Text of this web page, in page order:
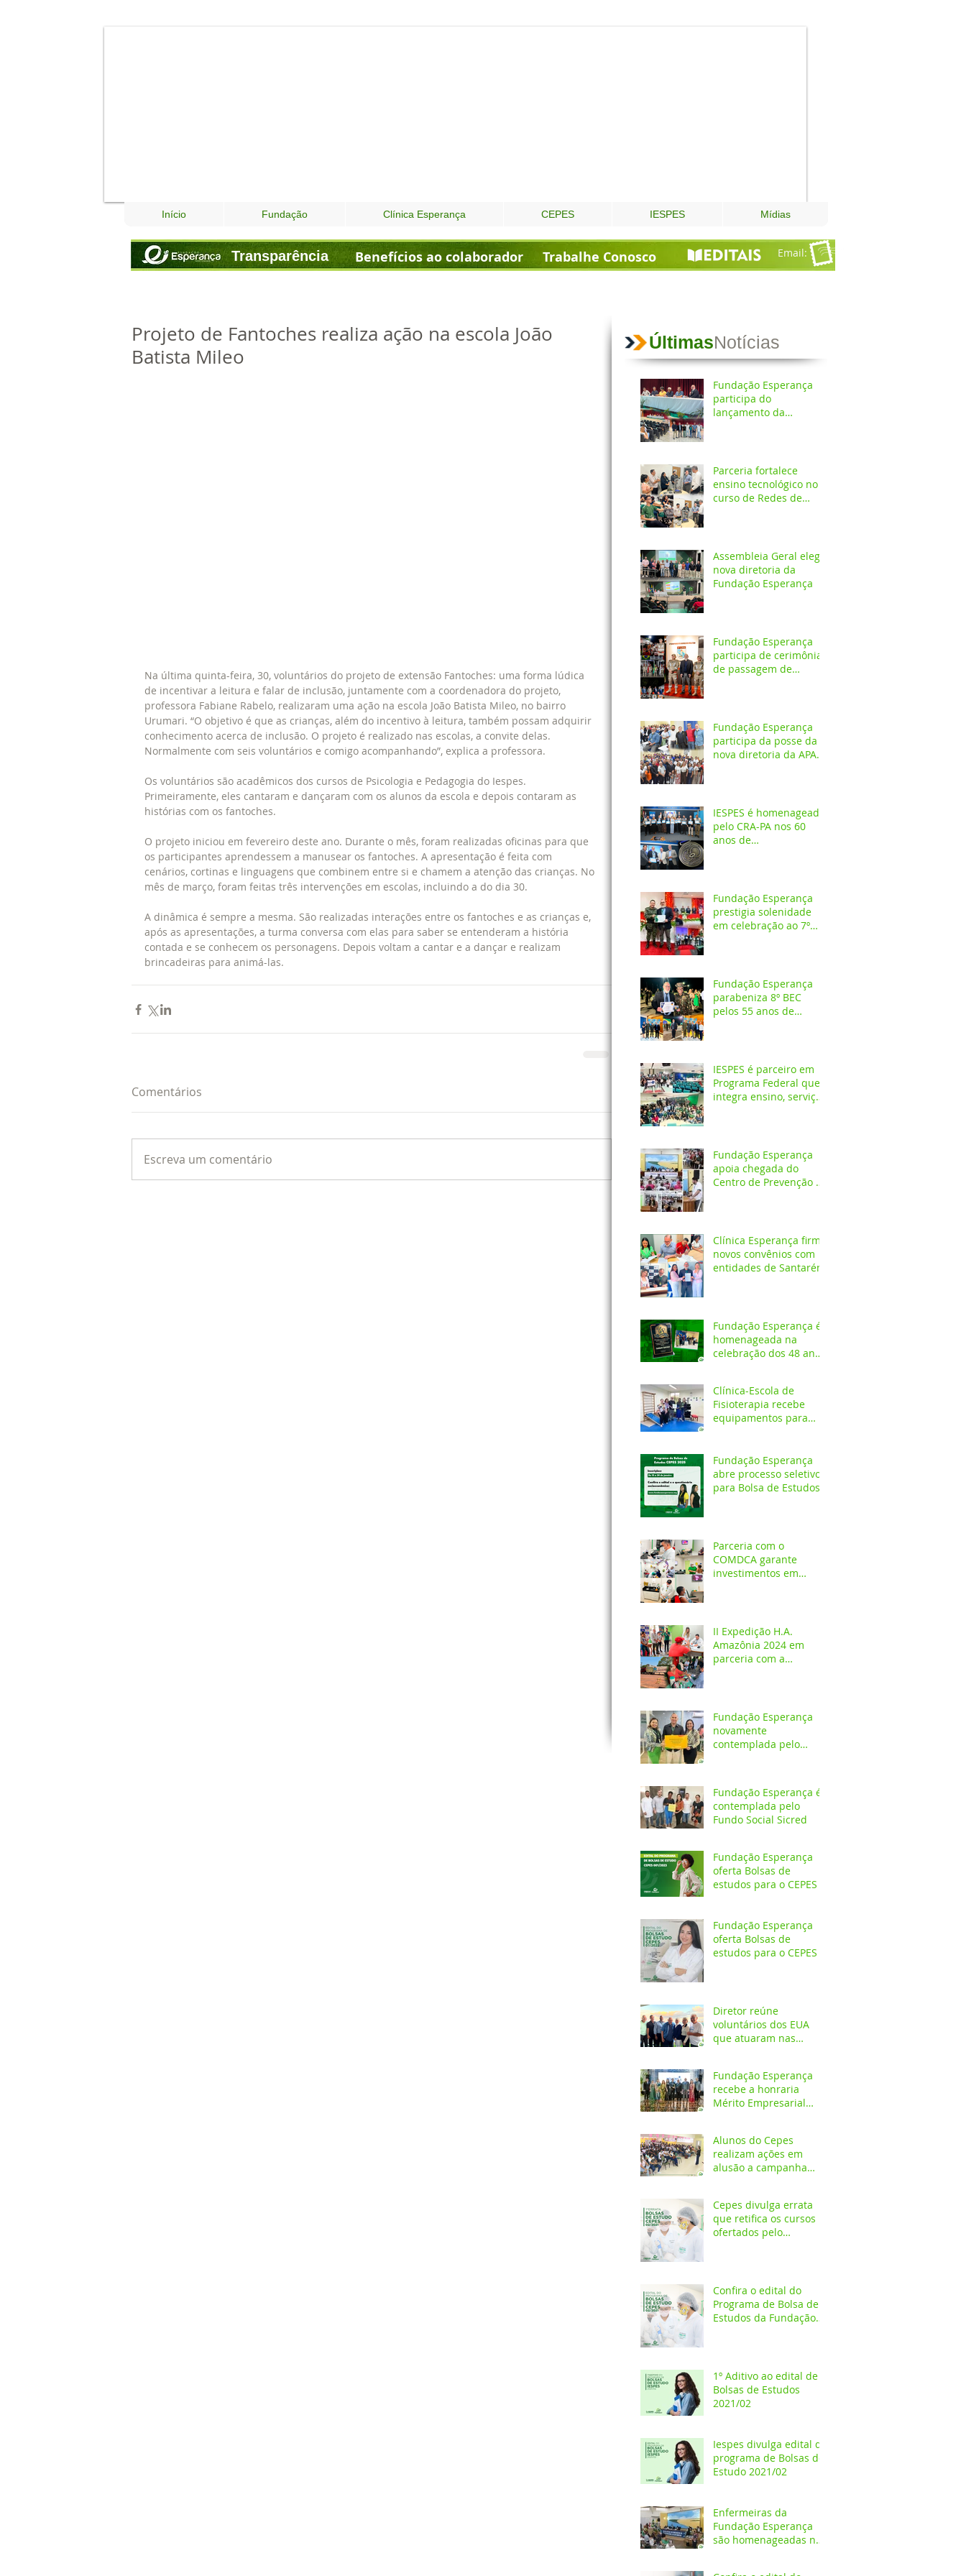
Início Fundação Clínica Esperança CEPES IESPES Mídias
Email:
Transparência Benefícios ao colaborador Trabalhe Conosco
Projeto de Fantoches realiza ação na escola João
Batista Mileo
Na última quinta-feira, 30, voluntários do projeto de extensão Fantoches: uma forma lúdica
de incentivar a leitura e falar de inclusão, juntamente com a coordenadora do projeto,
professora Fabiane Rabelo, realizaram uma ação na escola João Batista Mileo, no bairro
Urumari. “O objetivo é que as crianças, além do incentivo à leitura, também possam adquirir
conhecimento acerca de inclusão. O projeto é realizado nas escolas, a convite delas.
Normalmente com seis voluntários e comigo acompanhando”, explica a professora.
Os voluntários são acadêmicos dos cursos de Psicologia e Pedagogia do Iespes.
Primeiramente, eles cantaram e dançaram com os alunos da escola e depois contaram as
histórias com os fantoches.
O projeto iniciou em fevereiro deste ano. Durante o mês, foram realizadas oficinas para que
os participantes aprendessem a manusear os fantoches. A apresentação é feita com
cenários, cortinas e linguagens que combinem entre si e chamem a atenção das crianças. No
mês de março, foram feitas três intervenções em escolas, incluindo a do dia 30.
A dinâmica é sempre a mesma. São realizadas interações entre os fantoches e as crianças e,
após as apresentações, a turma conversa com elas para saber se entenderam a história
contada e se conhecem os personagens. Depois voltam a cantar e a dançar e realizam
brincadeiras para animá-las.
Comentários
Escreva um comentário
Fundação Esperança
participa do
lançamento da
compromisso com a
preservação do meio
ambiente
Parceria fortalece
ensino tecnológico no
curso de Redes de
Assembleia Geral elege
nova diretoria da
Fundação Esperança
Fundação Esperança
participa de cerimônia
de passagem de
Fundação Esperança
participa da posse da
nova diretoria da APAE
IESPES é homenageado
pelo CRA-PA nos 60
anos de
Fundação Esperança
prestigia solenidade
em celebração ao 7º
Fundação Esperança
parabeniza 8º BEC
pelos 55 anos de
IESPES é parceiro em
Programa Federal que
integra ensino, serviços
do SUS
Fundação Esperança
apoia chegada do
Centro de Prevenção do
acadêmica
Clínica Esperança firma
novos convênios com
entidades de Santarém
Fundação Esperança é
homenageada na
celebração dos 48 anos
Clínica-Escola de
Fisioterapia recebe
equipamentos para
Fundação Esperança
abre processo seletivo
para Bolsa de Estudos
Parceria com o
COMDCA garante
investimentos em
II Expedição H.A.
Amazônia 2024 em
parceria com a
Fundação Esperança
novamente
contemplada pelo
Fundação Esperança é
contemplada pelo
Fundo Social Sicred
Fundação Esperança
oferta Bolsas de
estudos para o CEPES
Fundação Esperança
oferta Bolsas de
estudos para o CEPES
Diretor reúne
voluntários dos EUA
que atuaram nas
Fundação Esperança
recebe a honraria
Mérito Empresarial
Alunos do Cepes
realizam ações em
alusão a campanha
Cepes divulga errata
que retifica os cursos
ofertados pelo
Confira o edital do
Programa de Bolsa de
Estudos da Fundação
1º Aditivo ao edital de
Bolsas de Estudos
2021/02
Iespes divulga edital do
programa de Bolsas de
Estudo 2021/02
Enfermeiras da
Fundação Esperança
são homenageadas na
ÚltimasNotícias